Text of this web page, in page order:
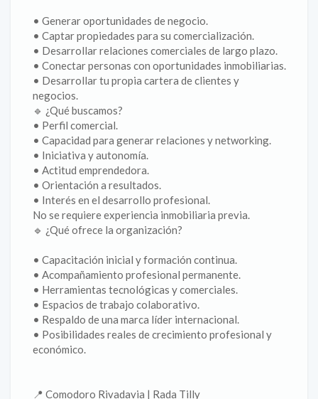
• Generar oportunidades de negocio.
• Captar propiedades para su comercialización.
• Desarrollar relaciones comerciales de largo plazo.
• Conectar personas con oportunidades inmobiliarias.
• Desarrollar tu propia cartera de clientes y
negocios.
🔹 ¿Qué buscamos?
• Perfil comercial.
• Capacidad para generar relaciones y networking.
• Iniciativa y autonomía.
• Actitud emprendedora.
• Orientación a resultados.
• Interés en el desarrollo profesional.
No se requiere experiencia inmobiliaria previa.
🔹 ¿Qué ofrece la organización?
• Capacitación inicial y formación continua.
• Acompañamiento profesional permanente.
• Herramientas tecnológicas y comerciales.
• Espacios de trabajo colaborativo.
• Respaldo de una marca líder internacional.
• Posibilidades reales de crecimiento profesional y
económico.
📍 Comodoro Rivadavia | Rada Tilly